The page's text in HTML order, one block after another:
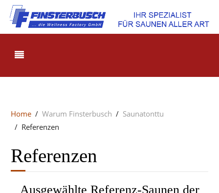
Home Warum Finsterbusch
Saunatonttu
Referenzen
Referenzen
Ausgewählte Referenz-Saunen der